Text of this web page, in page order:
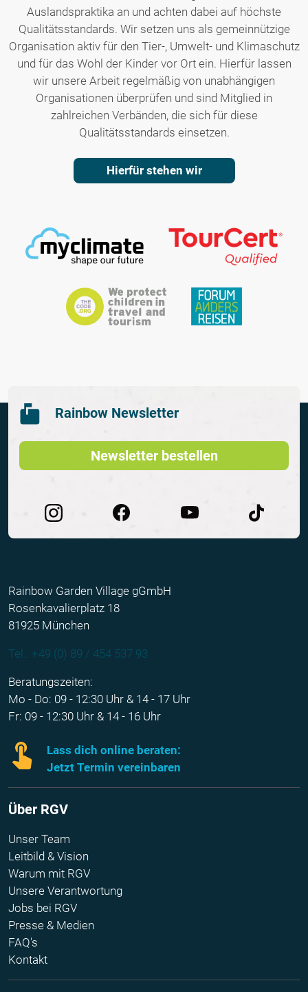
Auslandspraktika an und achten dabei auf höchste
Qualitätsstandards. Wir setzen uns als gemeinnützige
Organisation aktiv für den Tier-, Umwelt- und Klimaschutz
und für das Wohl der Kinder vor Ort ein. Hierfür lassen
wir unsere Arbeit regelmäßig von unabhängigen
Organisationen überprüfen und sind Mitglied in
zahlreichen Verbänden, die sich für diese
Qualitätsstandards einsetzen.
Hierfür stehen wir
Rainbow Newsletter
Newsletter bestellen
Rainbow Garden Village gGmbH
Rosenkavalierplatz 18
81925 München
Tel.: +49 (0) 89 / 454 537 93
Beratungszeiten:
Mo - Do: 09 - 12:30 Uhr & 14 - 17 Uhr
Fr: 09 - 12:30 Uhr & 14 - 16 Uhr
Lass dich online beraten:
Jetzt Termin vereinbaren
Über RGV
Unser Team
Leitbild & Vision
Warum mit RGV
Unsere Verantwortung
Jobs bei RGV
Presse & Medien
FAQ's
Kontakt